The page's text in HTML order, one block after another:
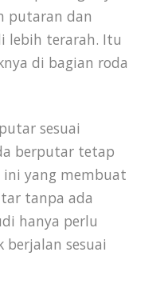
putaran dan
lebih terarah. Itu
di bagian roda
sesuai
berputar tetap
yang membuat
tanpa ada
hanya perlu
sesuai